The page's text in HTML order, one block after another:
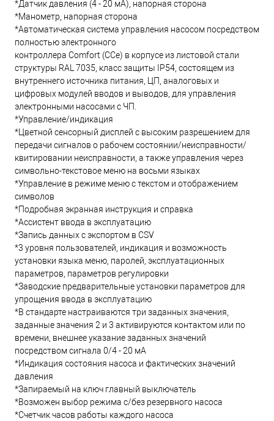
*Датчик давления (4 - 20 мА), напорная сторона
*Манометр, напорная сторона
*Автоматическая система управления насосом посредством
полностью электронного
контроллера Comfort (CCe) в корпусе из листовой стали
структуры RAL 7035, класс защиты IP54, состоящем из
внутреннего источника питания, ЦП, аналоговых и
цифровых модулей вводов и выводов, для управления
электронными насосами с ЧП.
*Управление/индикация
*Цветной сенсорный дисплей с высоким разрешением для
передачи сигналов о рабочем состоянии/неисправности/
квитировании неисправности, а также управления через
символьно-текстовое меню на восьми языках
*Управление в режиме меню с текстом и отображением
символов
*Подробная экранная инструкция и справка
*Ассистент ввода в эксплуатацию
*Запись данных с экспортом в CSV
*3 уровня пользователей, индикация и возможность
установки языка меню, паролей, эксплуатационных
параметров, параметров регулировки
*Заводские предварительные установки параметров для
упрощения ввода в эксплуатацию
*В стандарте настраиваются три заданных значения,
заданные значения 2 и 3 активируются контактом или по
времени, внешнее указание заданных значений
посредством сигнала 0/4 - 20 мА
*Индикация состояния насоса и фактических значений
давления
*Запираемый на ключ главный выключатель
*Возможен выбор режима с/без резервного насоса
*Счетчик часов работы каждого насоса